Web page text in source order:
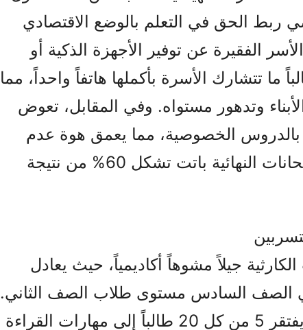
ربط الحق في التعلم بالوضع الاقتصادي
الفقيرة عن توفير الأجهزة الذكية أو
ما تتشارك الأسرة بأكملها هاتفاً واحداً، مما
وتدهور مستواه. وفي المقابل، تعوض
بالدروس الخصوصية، مما يعمق هوة عدم
المساواة، خاصة وأن الامتحانات النهائية باتت تشكل 60% من نتيجة
جيلاً مشوهاً أكاديمياً، حيث يعادل
الصف السادس مستوى طلاب الصف الثاني.
وفي المناطق المحرومة، يفتقر 5 من كل 20 طالباً إلى مهارات القراءة